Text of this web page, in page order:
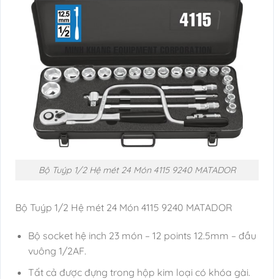
Bộ Tuýp 1/2 Hệ mét 24 Món 4115 9240 MATADOR
Bộ Tuýp 1/2 Hệ mét 24 Món 4115 9240 MATADOR
Bộ socket hệ inch 23 món – 12 points 12.5mm – đầu
vuông 1/2AF.
Tất cả được đựng trong hộp kim loại có khóa gài.